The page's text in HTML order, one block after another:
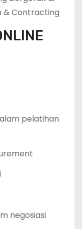
& Contracting
pelatihan
negosiasi